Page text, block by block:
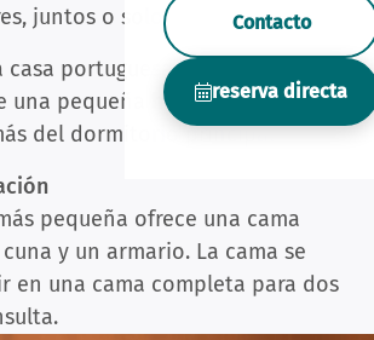
Contacto
reserva directa
juntos o solos.
casa portuguesa completamente
una pequeña habitación
del dormitorio principal.
pequeña ofrece una cama
y un armario. La cama se
en una cama completa para dos